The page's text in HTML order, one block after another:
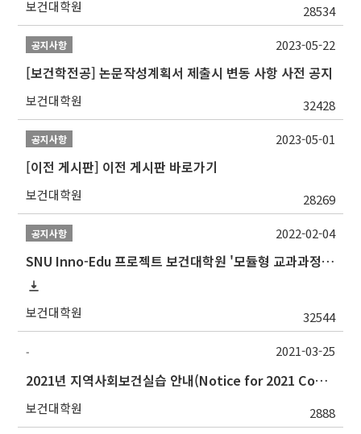
보건대학원 28534
공지사항
[보건학전공] 논문작성계획서 제출시 변동 사항 사전 공지
보건대학원 32428
2023-05-22
공지사항
[이전 게시판] 이전 게시판 바로가기
보건대학원 28269
2023-05-01
공지사항
SNU Inno-Edu 프로젝트 보건대학원 '모듈형 교과과정' 안내(revised 2022/2/28)
보건대학원 32544
2022-02-04
-
2021년 지역사회보건실습 안내(Notice for 2021 Community Health Field Training)
보건대학원 2888
2021-03-25